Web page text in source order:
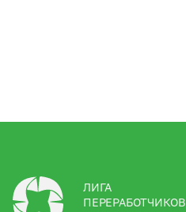
ЛИГА
ПЕРЕРАБОТЧИКОВ